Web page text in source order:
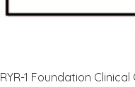
RYR-1 Foundation Clinical